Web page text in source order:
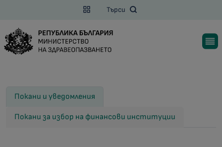
Търси
Покани и уведомления
Покани за избор на финансови институции